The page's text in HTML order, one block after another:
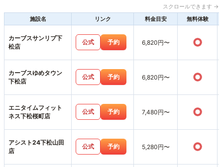
スクロールできます →
施設名
リンク 料金目安 無料体験
カーブスサンリブ下
松店
公式 予約 6,820円〜 ○
カーブスゆめタウン
下松店
公式 予約 6,820円〜 ○
エニタイムフィット
ネス下松桜町店
公式 予約 7,480円〜 ○
アシスト24下松山田
店
公式 予約 5,280円〜 ○